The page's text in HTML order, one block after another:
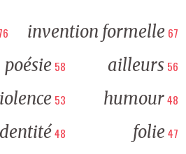
invention formelle 67
poésie 58 ailleurs 56
53 humour48
48 folie47